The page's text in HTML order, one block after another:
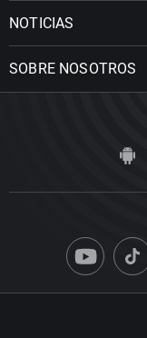
NOTICIAS
SOBRE NOSOTROS